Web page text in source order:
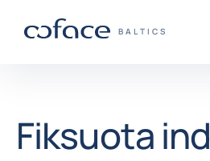
„COFACE“
BALTICS
Grįžti į pradžią
Fiksuota